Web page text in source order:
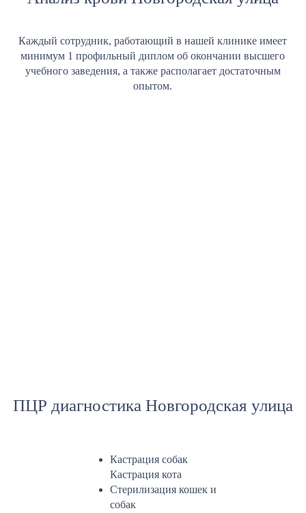
Каждый сотрудник, работающий в нашей клинике имеет
минимум 1 профильный диплом об окончании высшего
учебного заведения, а также располагает достаточным
опытом.
ПЦР диагностика Новгородская улица
Кастрация собак
Кастрация кота
Стерилизация кошек и
собак